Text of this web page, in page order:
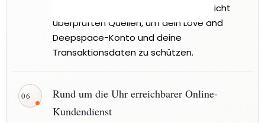
vermeidet Zahlungsmethoden aus nicht
überprüften Quellen, um dein Love and
Deepspace-Konto und deine
Transaktionsdaten zu schützen.
Rund um die Uhr erreichbarer Online-
Kundendienst